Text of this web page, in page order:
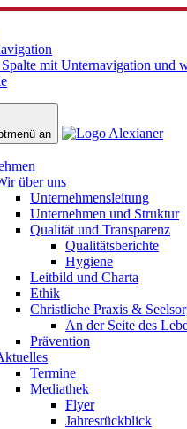
mit Unternavigation und
über uns
Unternehmensleitung
Unternehmen und Struktur
Qualität und Transparenz
Qualitätsberichte
Hygiene
Leitbild und Charta
Ethik
Christliche Praxis &
An der Seite des
Prävention
Termine
Mediathek
Flyer
Jahresrückblick